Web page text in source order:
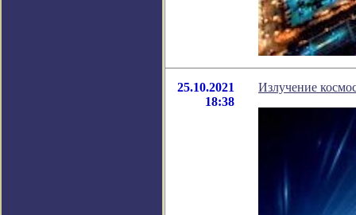
25.10.2021
18:38
Излучение